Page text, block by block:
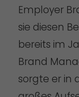
Employer
sie diesen
bereits im
Brand
sorgte er in